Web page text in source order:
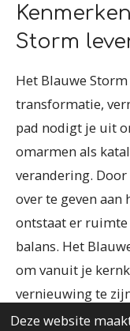
Deze website
Storm
Het Blauwe
transformatie,
pad nodigt je uit
omarmen als
verandering.
over te geven
ontstaat er
balans. Het
om vanuit je
vernieuwing te
uitnodiging is om